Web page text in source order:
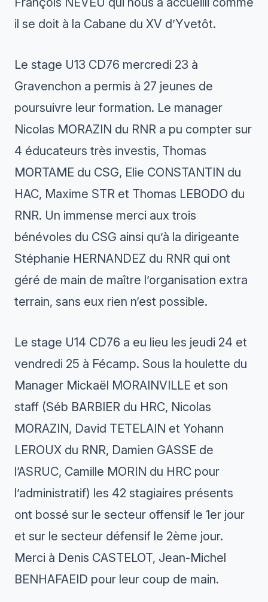
il se doit à la Cabane du XV d’Yvetôt.
Le stage U13 CD76 mercredi 23 à
Gravenchon a permis à 27 jeunes de
poursuivre leur formation. Le manager
Nicolas MORAZIN du RNR a pu compter sur
4 éducateurs très investis, Thomas
MORTAME du CSG, Elie CONSTANTIN du
HAC, Maxime STR et Thomas LEBODO du
RNR. Un immense merci aux trois
bénévoles du CSG ainsi qu’à la dirigeante
Stéphanie HERNANDEZ du RNR qui ont
géré de main de maître l’organisation extra
terrain, sans eux rien n’est possible.
Le stage U14 CD76 a eu lieu les jeudi 24 et
vendredi 25 à Fécamp. Sous la houlette du
Manager Mickaël MORAINVILLE et son
staff (Séb BARBIER du HRC, Nicolas
MORAZIN, David TETELAIN et Yohann
LEROUX du RNR, Damien GASSE de
l’ASRUC, Camille MORIN du HRC pour
l’administratif) les 42 stagiaires présents
ont bossé sur le secteur offensif le 1er jour
et sur le secteur défensif le 2ème jour.
Merci à Denis CASTELOT, Jean-Michel
BENHAFAEID pour leur coup de main.